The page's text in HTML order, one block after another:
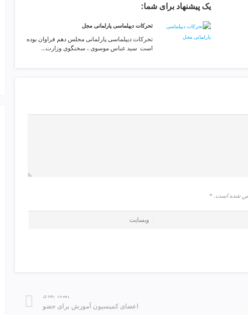
یک پیشنهاد برای شما:
تحرکات دیپلماسی پارلمانی مجل
تحرکات دیپلماسی پارلمانی مجلس دهم فراوان بوده
است ️ سید عباس موسوی ، سخنگوی وزارت…
شده است.*
پست بعدی
اعضای کمیسیون آموزش برای حضو